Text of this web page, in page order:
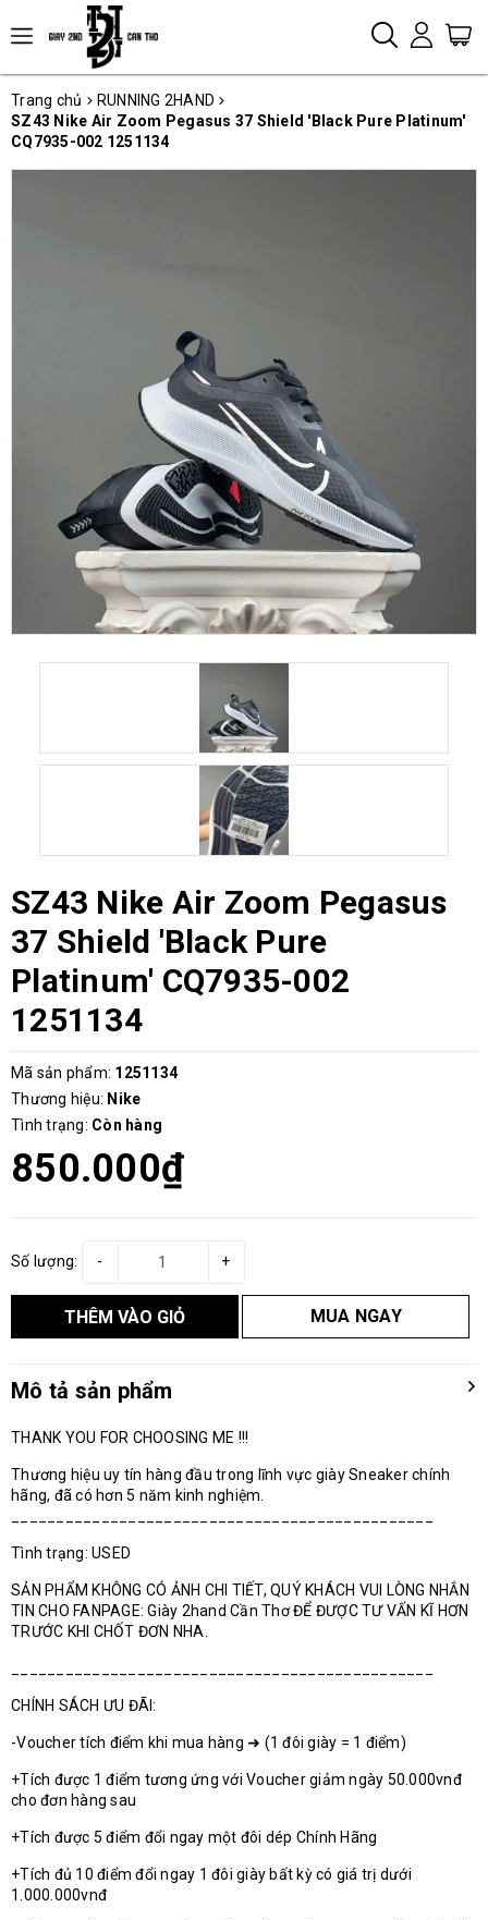
Trang chủ
RUNNING 2HAND
SZ43 Nike Air Zoom Pegasus 37 Shield 'Black Pure Platinum'
CQ7935-002 1251134
SZ43 Nike Air Zoom Pegasus
37 Shield 'Black Pure
Platinum' CQ7935-002
1251134
Mã sản phẩm: 1251134
Thương hiệu: Nike
Tình trạng: Còn hàng
850.000₫
Số lượng: +
-
THÊM VÀO GIỎ MUA NGAY
Mô tả sản phẩm
THANK YOU FOR CHOOSING ME !!!
Thương hiệu uy tín hàng đầu trong lĩnh vực giày Sneaker chính
hãng, đã có hơn 5 năm kinh nghiệm.
Tình trạng: USED
SẢN PHẨM KHÔNG CÓ ẢNH CHI TIẾT, QUÝ KHÁCH VUI LÒNG NHẮN
TIN CHO FANPAGE: Giày 2hand Cần Thơ ĐỂ ĐƯỢC TƯ VẤN KĨ HƠN
TRƯỚC KHI CHỐT ĐƠN NHA.
CHÍNH SÁCH ƯU ĐÃI:
-Voucher tích điểm khi mua hàng ➜ (1 đôi giày = 1 điểm)
+Tích được 1 điểm tương ứng với Voucher giảm ngày 50.000vnđ
cho đơn hàng sau
+Tích được 5 điểm đổi ngay một đôi dép Chính Hãng
+Tích đủ 10 điểm đổi ngay 1 đôi giày bất kỳ có giá trị dưới
1.000.000vnđ